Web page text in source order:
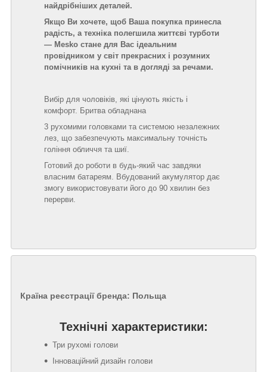
найдрібніших деталей.
Якщо Ви хочете, щоб Ваша покупка принесла
радість, а техніка полегшила життєві турботи
— Mesko стане для Вас ідеальним
провідником у світ прекрасних і розумних
помічників на кухні та в догляді за речами.
Вибір для чоловіків, які цінують якість і
комфорт. Бритва обладнана
3 рухомими головками та системою незалежних
лез, що забезпечують максимальну точність
гоління обличчя та шиї.
Готовий до роботи в будь-який час завдяки
власним батареям. Вбудований акумулятор дає
змогу використовувати його до 90 хвилин без
перерви.
Технічні характеристики:
Три рухомі голови
Інноваційний дизайн голови
Країна реєстрації бренда: Польща